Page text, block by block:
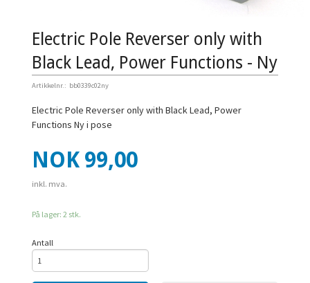
Electric Pole Reverser only with
Black Lead, Power Functions - Ny
Artikkelnr.: bb0339c02ny
Electric Pole Reverser only with Black Lead, Power
Functions Ny i pose
Pris
NOK 99,00
inkl. mva.
På lager: 2 stk.
Antall